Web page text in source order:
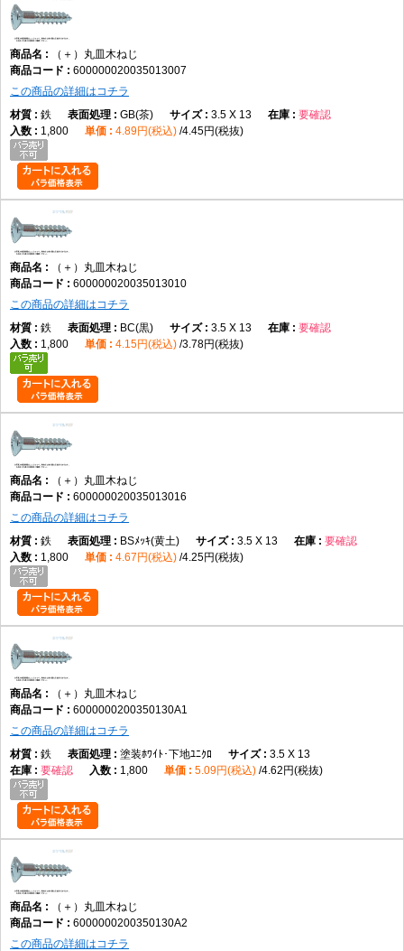
（＋）丸皿木ねじ
600000020035013007
この商品の詳細はコチラ
鉄
GB(茶) 3.5 X 13
要確認
1,800
4.89円(税込) 4.45円(税抜)
（＋）丸皿木ねじ
600000020035013010
この商品の詳細はコチラ
鉄
BC(黒) 3.5 X 13
要確認
1,800
4.15円(税込) 3.78円(税抜)
（＋）丸皿木ねじ
600000020035013016
この商品の詳細はコチラ
鉄
BSﾒｯｷ(黄土) 3.5 X 13
要確認
1,800
4.67円(税込) 4.25円(税抜)
（＋）丸皿木ねじ
6000000200350130A1
この商品の詳細はコチラ
鉄
塗装ﾎﾜｲﾄ･下地ﾕﾆｸﾛ
3.5 X 13
要確認
1,800 5.09円(税込) 4.62円(税抜)
（＋）丸皿木ねじ
6000000200350130A2
この商品の詳細はコチラ